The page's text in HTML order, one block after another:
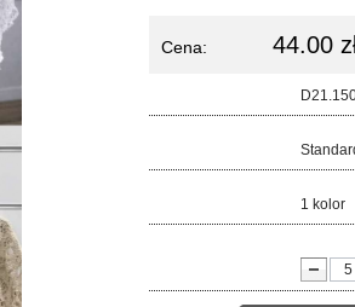
Cena: 44.00
1 kolor